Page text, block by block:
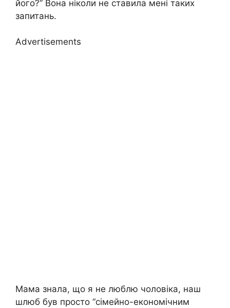
його?” Вона ніколи не ставила мені таких
запитань.
Advertisements
Мама знала, що я не люблю чоловіка, наш
шлюб був просто “сімейно-економічним